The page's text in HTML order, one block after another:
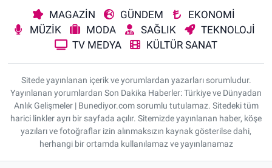
MAGAZİN GÜNDEM
EKONOMİ
MÜZİK
MODA SAĞLIK
TEKNOLOJİ
TV MEDYA
KÜLTÜR SANAT
Sitede yayınlanan içerik ve yorumlardan yazarları sorumludur.
Yayınlanan yorumlardan Son Dakika Haberler: Türkiye ve Dünyadan
Anlık Gelişmeler | Bunediyor.com sorumlu tutulamaz. Sitedeki tüm
harici linkler ayrı bir sayfada açılır. Sitemizde yayınlanan haber, köşe
yazıları ve fotoğraflar izin alınmaksızın kaynak gösterilse dahi,
herhangi bir ortamda kullanılamaz ve yayınlanamaz